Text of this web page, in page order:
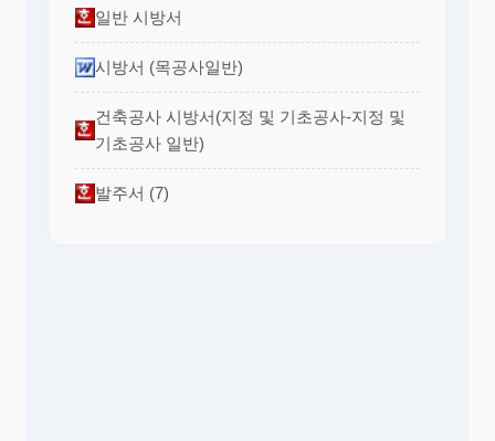
일반 시방서
시방서 (목공사일반)
건축공사 시방서(지정 및 기초공사-지정 및
기초공사 일반)
발주서 (7)